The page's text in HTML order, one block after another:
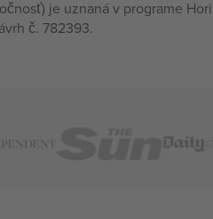
je uznaná v programe
č. 782393.